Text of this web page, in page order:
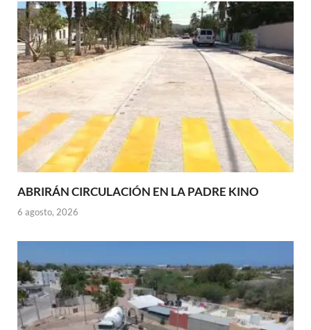
ABRIRÁN CIRCULACIÓN EN LA PADRE KINO
6 agosto, 2026